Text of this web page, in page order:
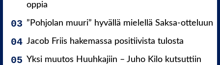
oppia
”Pohjolan muuri” hyvällä mielellä Saksa-otteluun
Jacob Friis hakemassa positiivista tulosta
Yksi muutos Huuhkajiin – Juho Kilo kutsuttiin